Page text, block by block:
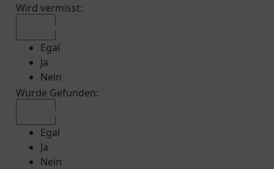
Wird vermisst:
Egal
Ja
Nein
Wurde Gefunden:
Egal
Ja
Nein